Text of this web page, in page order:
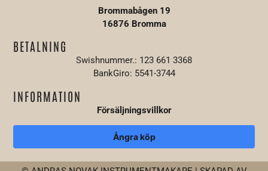
Brommabågen 19
16876 Bromma
BETALNING
Swishnummer.: 123 661 3368
BankGiro: 5541-3744
INFORMATION
Försäljningsvillkor
Ångra köp